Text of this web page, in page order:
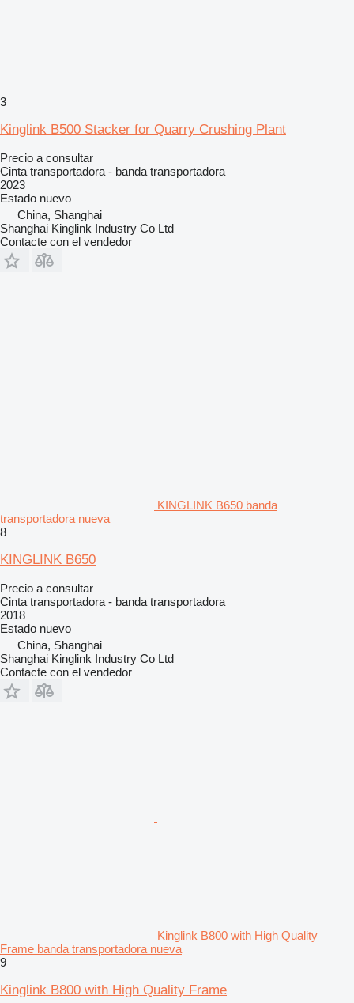
3
Kinglink B500 Stacker for Quarry Crushing Plant
Precio a consultar
Cinta transportadora - banda transportadora
2023
Estado nuevo
China, Shanghai
Shanghai Kinglink Industry Co Ltd
Contacte con el vendedor
KINGLINK B650 banda
transportadora nueva
8
KINGLINK B650
Precio a consultar
Cinta transportadora - banda transportadora
2018
Estado nuevo
China, Shanghai
Shanghai Kinglink Industry Co Ltd
Contacte con el vendedor
Kinglink B800 with High Quality
Frame banda transportadora nueva
9
Kinglink B800 with High Quality Frame